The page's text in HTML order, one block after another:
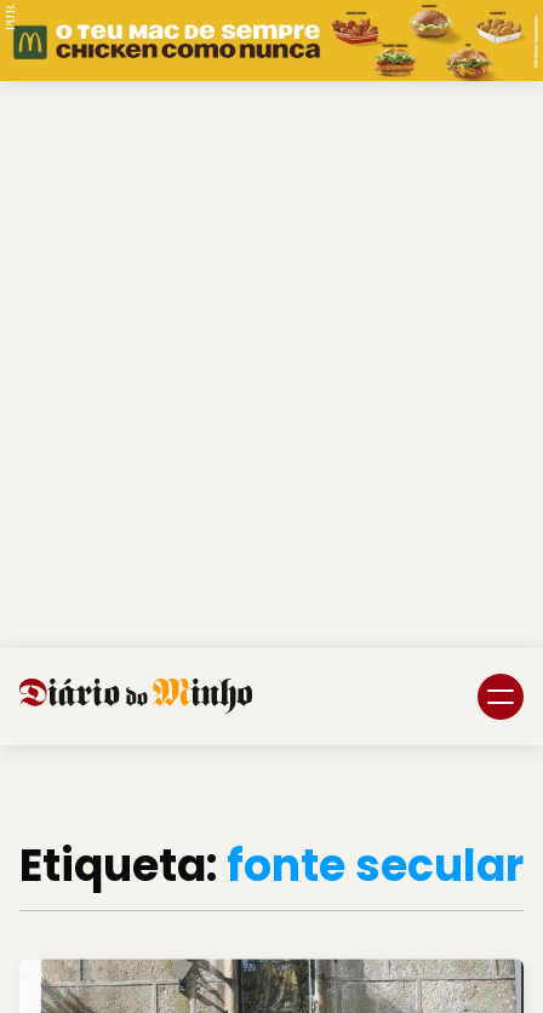
PUB.
Etiqueta:fonte secular